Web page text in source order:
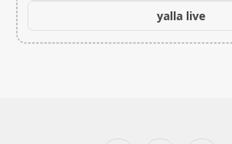
yalla live